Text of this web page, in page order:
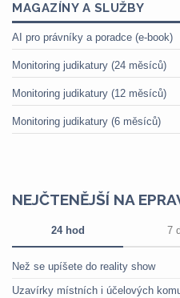
MAGAZÍNY A SLUŽBY
AI pro právníky a poradce (e-book)
Monitoring judikatury (24 měsíců)
Monitoring judikatury (12 měsíců)
Monitoring judikatury (6 měsíců)
NEJČTENĚJŠÍ NA
24 hod 7
Než se upíšete do reality show
Uzavírky místních i účelových